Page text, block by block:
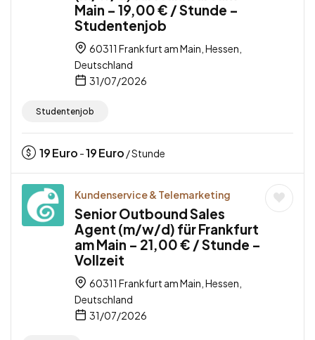
Main – 19,00 € / Stunde –
Studentenjob
60311 Frankfurt am Main, Hessen,
Deutschland
31/07/2026
Studentenjob
19Euro -19Euro / Stunde
Kundenservice & Telemarketing
Senior Outbound Sales
Agent (m/w/d) für Frankfurt
am Main – 21,00 € / Stunde –
Vollzeit
60311 Frankfurt am Main, Hessen,
Deutschland
31/07/2026